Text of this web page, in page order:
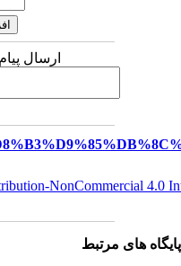
ارسال
NonCommercial 4.0
های مرتبط